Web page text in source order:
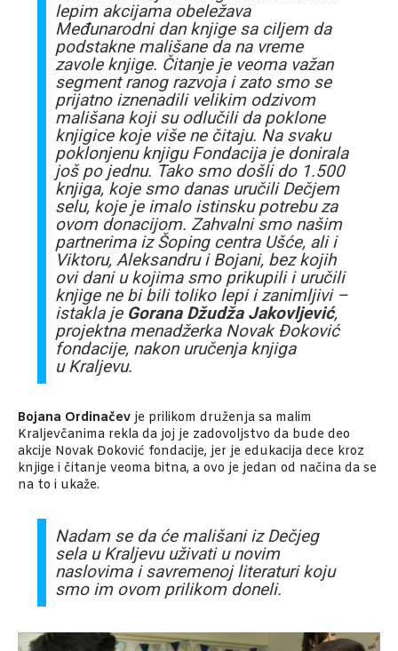
lepim akcijama obeležava
Međunarodni dan knjige sa ciljem da
podstakne mališane da na vreme
zavole knjige. Čitanje je veoma važan
segment ranog razvoja i zato smo se
prijatno iznenadili velikim odzivom
mališana koji su odlučili da poklone
knjigice koje više ne čitaju. Na svaku
poklonjenu knjigu Fondacija je donirala
još po jednu. Tako smo došli do 1.500
knjiga, koje smo danas uručili Dečjem
selu, koje je imalo istinsku potrebu za
ovom donacijom. Zahvalni smo našim
partnerima iz Šoping centra Ušće, ali i
Viktoru, Aleksandru i Bojani, bez kojih
ovi dani u kojima smo prikupili i uručili
knjige ne bi bili toliko lepi i zanimljivi –
istakla je Gorana Džudža Jakovljević,
projektna menadžerka Novak Đoković
fondacije, nakon uručenja knjiga
u Kraljevu.
Bojana Ordinačev je prilikom druženja sa malim
Kraljevčanima rekla da joj je zadovoljstvo da bude deo
akcije Novak Đoković fondacije, jer je edukacija dece kroz
knjige i čitanje veoma bitna, a ovo je jedan od načina da se
na to i ukaže.
Nadam se da će mališani iz Dečjeg
sela u Kraljevu uživati u novim
naslovima i savremenoj literaturi koju
smo im ovom prilikom doneli.